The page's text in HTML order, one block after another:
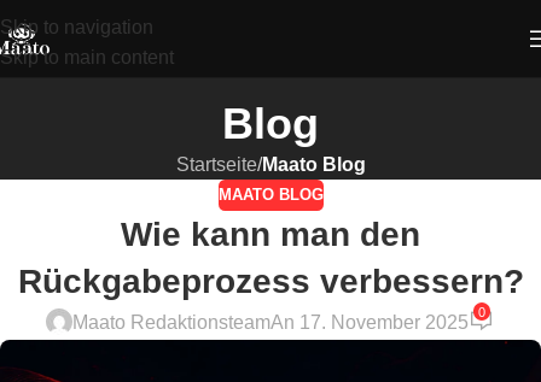
Skip to navigation
Skip to main content
Blog
Startseite/Maato Blog
MAATO BLOG
Wie kann man den
Rückgabeprozess verbessern?
Maato RedaktionsteamAn 17. November 2025
0